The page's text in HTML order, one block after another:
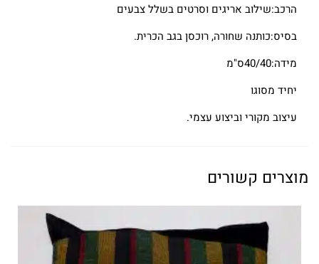
הרכב:שילוב אריגים וסרטים בשלל צבעים
בסיס:כותנה שחורה, רוכסן בגב הכרית.
מידה:40/40ס"מ
יחיד מסוגו
עיצוב מקורי וביצוע עצמי.
מוצרים קשורים